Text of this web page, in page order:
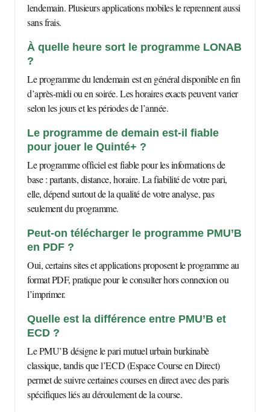
lendemain. Plusieurs applications mobiles le reprennent aussi
sans frais.
À quelle heure sort le programme LONAB
?
Le programme du lendemain est en général disponible en fin
d’après-midi ou en soirée. Les horaires exacts peuvent varier
selon les jours et les périodes de l’année.
Le programme de demain est-il fiable
pour jouer le Quinté+ ?
Le programme officiel est fiable pour les informations de
base : partants, distance, horaire. La fiabilité de votre pari,
elle, dépend surtout de la qualité de votre analyse, pas
seulement du programme.
Peut-on télécharger le programme PMU’B
en PDF ?
Oui, certains sites et applications proposent le programme au
format PDF, pratique pour le consulter hors connexion ou
l’imprimer.
Quelle est la différence entre PMU’B et
ECD ?
Le PMU’B désigne le pari mutuel urbain burkinabè
classique, tandis que l’ECD (Espace Course en Direct)
permet de suivre certaines courses en direct avec des paris
spécifiques liés au déroulement de la course.